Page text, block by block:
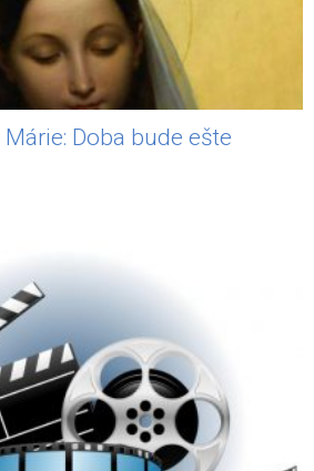
Doba bude ešte